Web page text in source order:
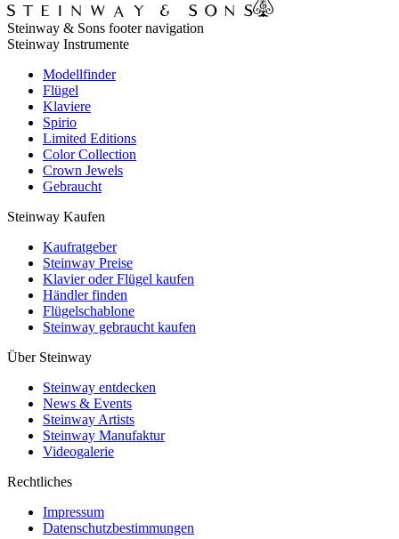
Steinway & Sons footer navigation
Steinway Instrumente
Modellfinder
Flügel
Klaviere
Spirio
Limited Editions
Color Collection
Crown Jewels
Gebraucht
Steinway Kaufen
Kaufratgeber
Steinway Preise
Klavier oder Flügel kaufen
Händler finden
Flügelschablone
Steinway gebraucht kaufen
Über Steinway
Steinway entdecken
News & Events
Steinway Artists
Steinway Manufaktur
Videogalerie
Rechtliches
Impressum
Datenschutzbestimmungen